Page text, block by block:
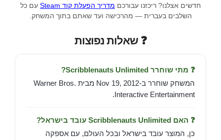
חדשים אצלנו? ריכזנו עבורכם מדריך הפעלת קוד Steam
עם כל
השלבים בעברית — מהרכישה ועד שאתם בתוך המשחק.
❓ שאלות נפוצות
❓ מתי שוחרר Scribblenauts Unlimited?
המשחק שוחרר ב-Nov 19, 2012 מבית Warner Bros.
Interactive Entertainment.
❓ האם Scribblenauts Unlimited עובד בישראל?
כן, המוצר עובד בישראל ובכל העולם, עם אספקה